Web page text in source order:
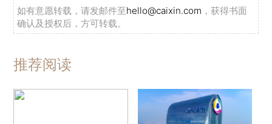
如有意愿转载，请发邮件至hello@caixin.com ，获得书面
确认及授权后，方可转载。
推荐阅读